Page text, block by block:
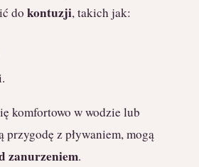
do kontuzji, takich jak:
komfortowo w wodzie lub
z pływaniem, mogą
zanurzeniem.